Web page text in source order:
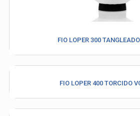
FIO LOPER 300
FIO LOPER 400 TORCIDO